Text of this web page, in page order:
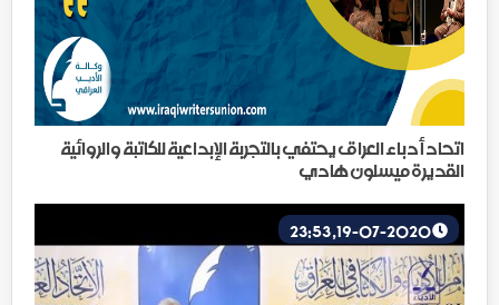
اتحاد أدباء العراق يحتفي بالتجربة الإبداعية للكاتبة والروائية
القديرة ميسلون هادي